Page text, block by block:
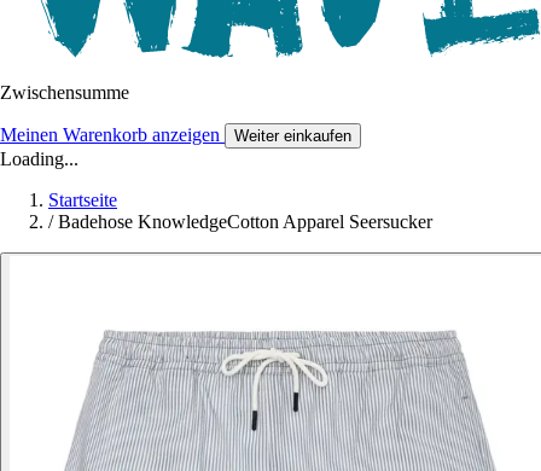
Zwischensumme
Meinen Warenkorb anzeigen Weiter einkaufen
Loading...
Startseite
/ Badehose KnowledgeCotton Apparel Seersucker